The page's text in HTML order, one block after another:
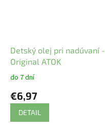
Detský olej pri nadúvaní -
Original ATOK
do 7 dní
€6,97
DETAIL